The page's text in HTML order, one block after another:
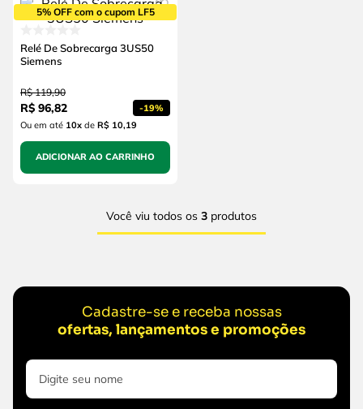
5% OFF com o cupom LF5
Relé De Sobrecarga 3US50
Siemens
R$ 119,90
R$ 96,82 -19%
Ou em até 10xde R$ 10,19
ADICIONAR AO CARRINHO
Você viu todos os 3 produtos
Cadastre-se e receba nossas
ofertas, lançamentos e promoções